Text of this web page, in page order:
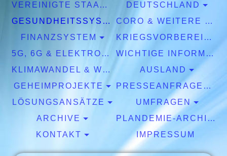
VEREINIGTE STAATEN EUROPA
DEUTSCHLAND
GESUNDHEITSSYSTEM
CORO & WEITERE PANDEMIEN
FINANZSYSTEM
KRIEGSVORBEREITUNGEN
5G, 6G & ELEKTROSMOG
WICHTIGE INFORMATIONEN
KLIMAWANDEL & WETTER
AUSLAND
GEHEIMPROJEKTE
PRESSEANFRAGEN & EXPERTISEN
LÖSUNGSANSÄTZE
UMFRAGEN
ARCHIVE
PLANDEMIE-ARCHIV
KONTAKT
IMPRESSUM